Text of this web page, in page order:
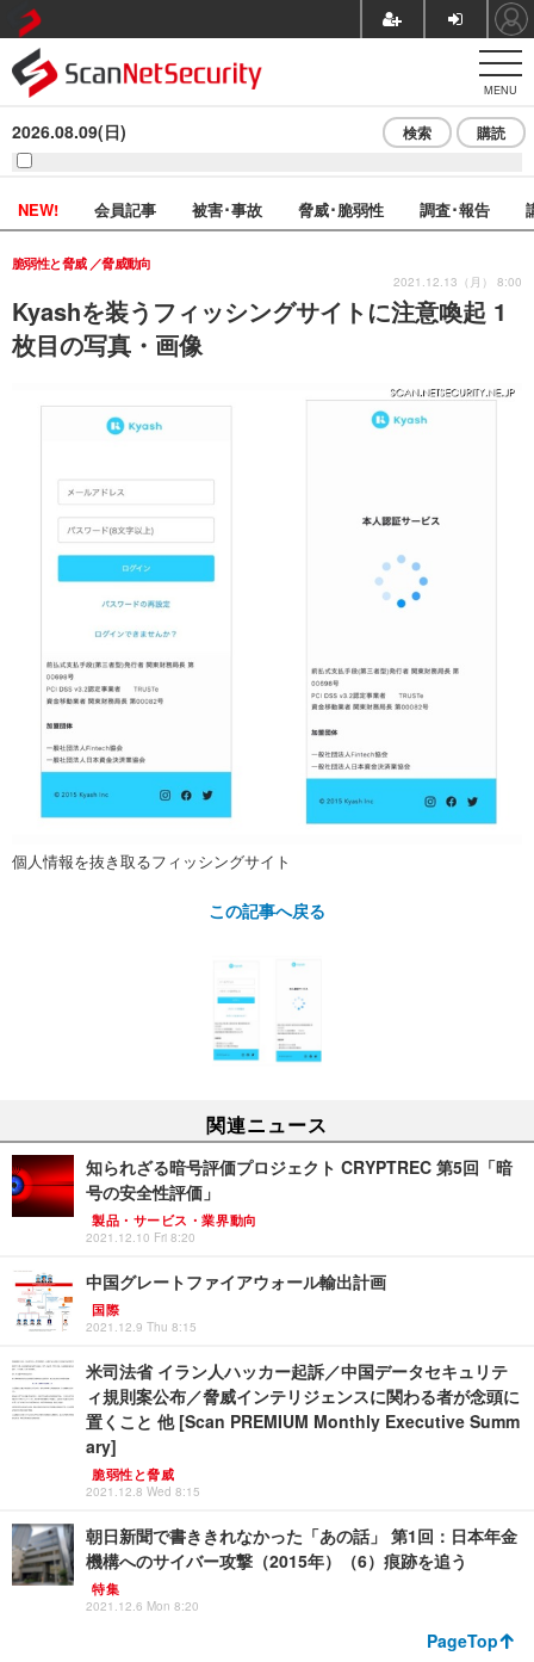
MENU
2026.08.09(日) 検索 購読
NEW! 会員記事 被害･事故 脅威･脆弱性 調査･報告
Kyashを装うフィッシングサイトに注意喚起 1
枚目の写真・画像
脆弱性と脅威 脅威動向
2021.12.13（月） 8:00
個人情報を抜き取るフィッシングサイト
この記事へ戻る
関連ニュース
知られざる暗号評価プロジェクト CRYPTREC 第5回「暗
号の安全性評価」
製品・サービス・業界動向
2021.12.10 Fri 8:20
中国グレートファイアウォール輸出計画
国際
2021.12.9 Thu 8:15
米司法省 イラン人ハッカー起訴／中国データセキュリテ
ィ規則案公布／脅威インテリジェンスに関わる者が念頭に
置くこと 他 [Scan PREMIUM Monthly Executive Summ
ary]
脆弱性と脅威
2021.12.8 Wed 8:15
朝日新聞で書ききれなかった「あの話」 第1回：日本年金
機構へのサイバー攻撃（2015年）（6）痕跡を追う
特集
2021.12.6 Mon 8:20
PageTop